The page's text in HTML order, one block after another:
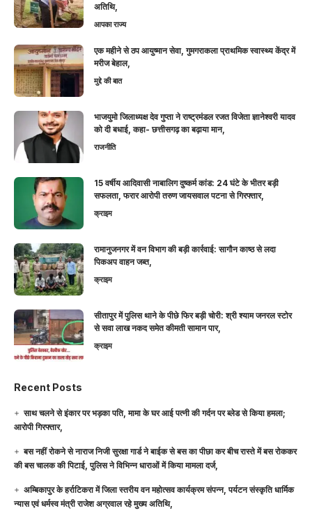
अतिथि,
आपका राज्य
एक महीने से ठप आयुष्मान सेवा, गुमगराकला प्राथमिक स्वास्थ्य केंद्र में
मरीज बेहाल,
मुद्दे की बात
भाजयुमो जिलाध्यक्ष देव गुप्ता ने राष्ट्रमंडल रजत विजेता ज्ञानेश्वरी यादव
को दी बधाई, कहा- छत्तीसगढ़ का बढ़ाया मान,
राजनीति
15 वर्षीय आदिवासी नाबालिग दुष्कर्म कांड: 24 घंटे के भीतर बड़ी
सफलता, फरार आरोपी तरुण जायसवाल पटना से गिरफ्तार,
क्राइम
रामानुजनगर में वन विभाग की बड़ी कार्रवाई: सागौन काष्ठ से लदा
पिकअप वाहन जब्त,
क्राइम
सीतापुर में पुलिस थाने के पीछे फिर बड़ी चोरी: श्री श्याम जनरल स्टोर
से सवा लाख नकद समेत कीमती सामान पार,
क्राइम
Recent Posts
साथ चलने से इंकार पर भड़का पति, मामा के घर आई पत्नी की गर्दन पर ब्लेड से किया हमला;
आरोपी गिरफ्तार,
बस नहीं रोकने से नाराज निजी सुरक्षा गार्ड ने बाईक से बस का पीछा कर बीच रास्ते में बस रोककर
की बस चालक की पिटाई, पुलिस ने विभिन्न धाराओं में किया मामला दर्ज,
अम्बिकापुर के हर्राटिकरा में जिला स्तरीय वन महोत्सव कार्यक्रम संपन्न, पर्यटन संस्कृति धार्मिक
न्यास एवं धर्मस्व मंत्री राजेश अग्रवाल रहे मुख्य अतिथि,